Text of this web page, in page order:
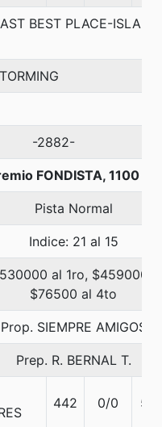
BEST PLACE-
-2882-
FONDISTA, 1100
Pista Normal
Indice: 21 al 15
al 1ro, $459000
$76500 al 4to
Prop. SIEMPRE AMIGOS
Prep. R. BERNAL T.
442 0/0 53